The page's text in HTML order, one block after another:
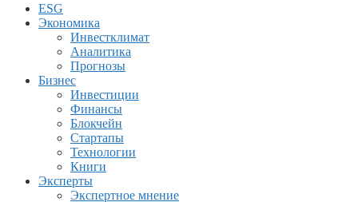
ESG
Экономика
Инвестклимат
Аналитика
Прогнозы
Бизнес
Инвестиции
Финансы
Блокчейн
Стартапы
Технологии
Книги
Эксперты
Экспертное мнение